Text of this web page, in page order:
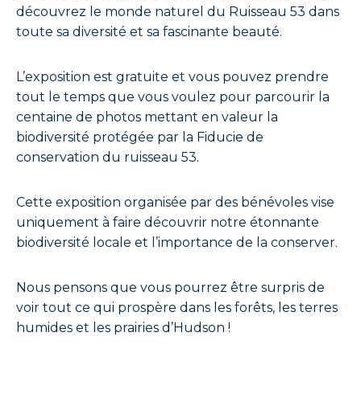
découvrez le monde naturel du Ruisseau 53 dans
toute sa diversité et sa fascinante beauté.
L’exposition est gratuite et vous pouvez prendre
tout le temps que vous voulez pour parcourir la
centaine de photos mettant en valeur la
biodiversité protégée par la Fiducie de
conservation du ruisseau 53.
Cette exposition organisée par des bénévoles vise
uniquement à faire découvrir notre étonnante
biodiversité locale et l’importance de la conserver.
Nous pensons que vous pourrez être surpris de
voir tout ce qui prospère dans les forêts, les terres
humides et les prairies d’Hudson !